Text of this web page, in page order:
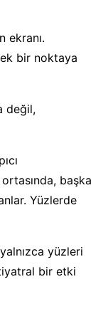
ekranı.
bir noktaya
değil,
başka
Yüzlerde
yüzleri
bir etki